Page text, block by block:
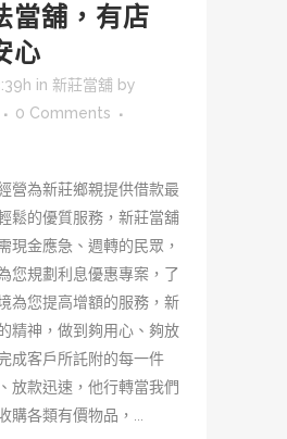
當舖，有店
心
in 新莊當舖 by
0 Comments
營為新莊鄉親提供借款最
鬆的優質服務，新莊當舖
現金應急、週轉的民眾，
您規劃利息優惠專案，了
為您提高增額的服務，新
精神，做到夠用心、夠放
成客戶所託附的每一件
放款迅速，他行轉當我們
購各類有價物品，...